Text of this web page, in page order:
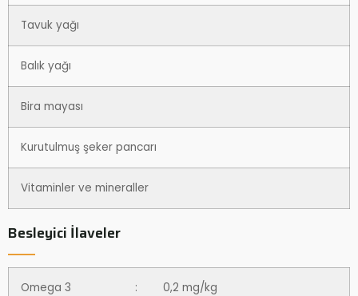
Tavuk yağı
Balık yağı
Bira mayası
Kurutulmuş şeker pancarı
Vitaminler ve mineraller
Besleyici İlaveler
Omega 3 : 0,2 mg/kg